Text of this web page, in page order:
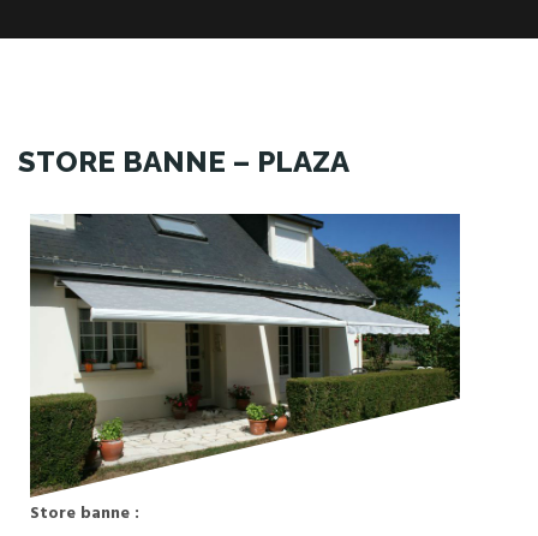
STORE BANNE – PLAZA
Store banne :